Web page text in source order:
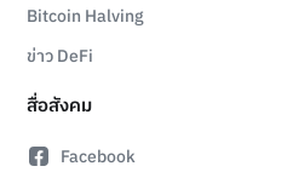
Bitcoin Halving
ข่าว DeFi
สื่อสังคม
Facebook